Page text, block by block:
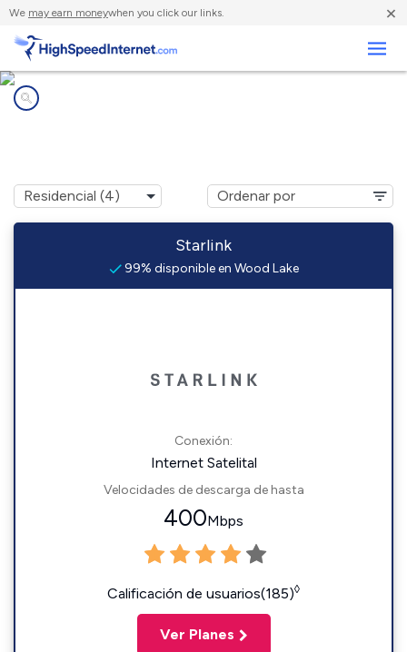
We may earn moneywhen you click our links. ×
Starlink
99% disponible en Wood Lake
Conexión:
Internet Satelital
Velocidades de descarga de hasta
400Mbps
Calificación de usuarios(185)◊
Ver Planes